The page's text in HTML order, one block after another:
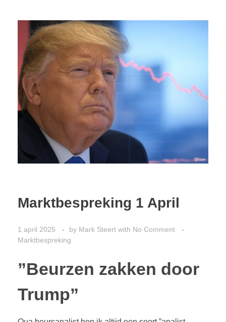
Marktbespreking 1 April
1 april 2025 by Mark Steert with No Comment
Marktbespreking
”Beurzen zakken door
Trump”